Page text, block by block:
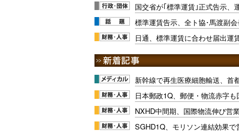
国交省が｢標準運賃｣正式告示、
標準運賃告示、全ト協･馬渡副
日通、標準運賃に合わせ届出運
新幹線で再生医療細胞輸送、首
日本郵政1Q、郵便・物流赤字
NXHD中間期、国際物流伸び営
SGHD1Q、モリソン連結効果で